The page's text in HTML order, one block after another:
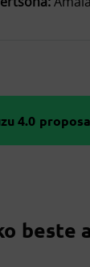
4.0
beste